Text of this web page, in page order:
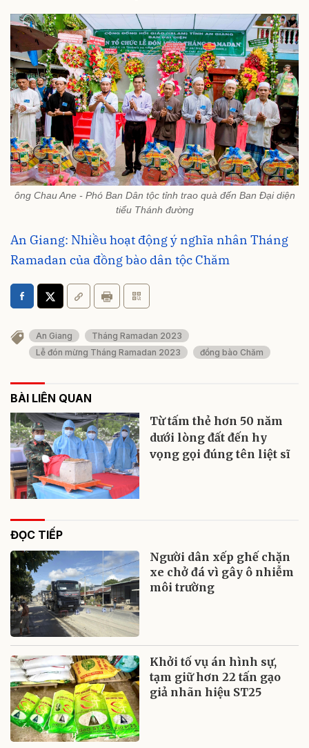
ông Chau Ane - Phó Ban Dân tộc tỉnh trao quà đến Ban Đại diện
tiểu Thánh đường
An Giang: Nhiều hoạt động ý nghĩa nhân Tháng
Ramadan của đồng bào dân tộc Chăm
An Giang
Tháng Ramadan 2023
Lễ đón mừng Tháng Ramadan 2023
đồng bào Chăm
BÀI LIÊN QUAN
Từ tấm thẻ hơn 50 năm
dưới lòng đất đến hy
vọng gọi đúng tên liệt sĩ
ĐỌC TIẾP
Người dân xếp ghế chặn
xe chở đá vì gây ô nhiễm
môi trường
Khởi tố vụ án hình sự,
tạm giữ hơn 22 tấn gạo
giả nhãn hiệu ST25